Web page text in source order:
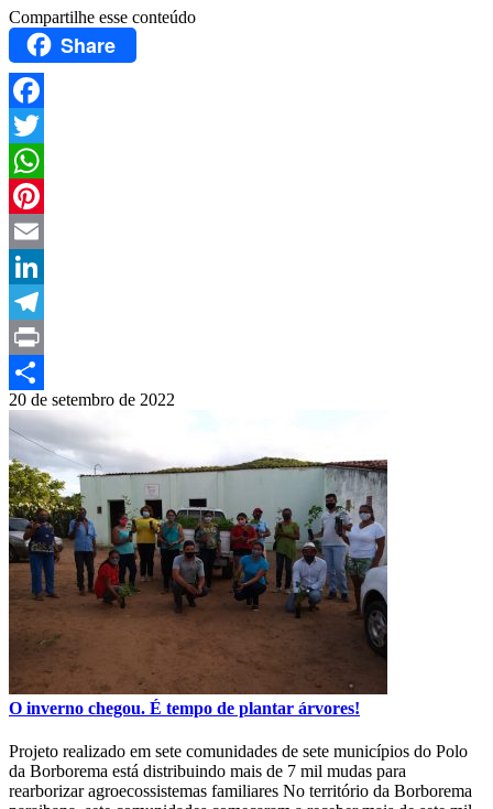
Compartilhe esse conteúdo
Share
Facebook
Twitter
WhatsApp
Pinterest
Email
LinkedIn
Telegram
Print
Compartilhar
20 de setembro de 2022
O inverno chegou. É tempo de plantar árvores!
Projeto realizado em sete comunidades de sete municípios do Polo
da Borborema está distribuindo mais de 7 mil mudas para
rearborizar agroecossistemas familiares No território da Borborema